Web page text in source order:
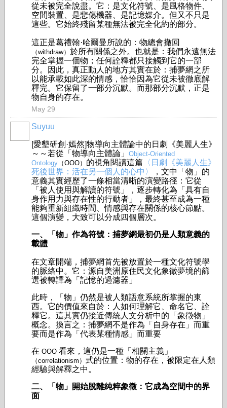
從未被完全說盡。它：是文化符號、是風格物件、
空間裝置、是悲傷機器、是記憶媒介。但又不只是
這些。它始終殘留某種無法被完全化約的部分。
這正是葛禮翰·哈爾曼所說的：物總會撤回
（withdraw） 於所有關係之外。 也就是：我們永遠無法
完全掌握一個物；任何詮釋都只接觸到它的一部
分。
因此，真正動人的地方其實在於：捕夢網之所
以能承載如此深的情感，恰恰因為它從未被徹底解
釋完。它保留了一部分沉默。而那部分沉默，正是
物自身的存在。
May 29
Suyuu
[愛墾研創·嫣然]物導向主體論中的日劇《美麗人生》
～～若從「物導向主體論」 Object-Oriented
Ontology （OOO） 的視角閱讀這篇 〈日劇《美麗人生》
死後世界：活在另一個人的心中〉
，文中「物」的
意義其實經歷了一條相當清晰的演變路徑：它從
「被人使用與解讀的符號」，逐步轉化為「具有自
身作用力與存在性的行動者」，最終甚至成為一種
能夠重新組織時間、情感與存在關係的核心節點。
這個演變，大致可以分成四個層次。
一、「物」作為符號：捕夢網最初仍是人類意義的
載體
在文章開端，捕夢網首先被放置於一種文化符號學
的脈絡中。它：源自美洲原住民文化象徵夢境的篩
選被轉譯為「記憶的過濾器」
此時，「物」仍然是被人類語意系統所掌握的東
西。它的價值來自於：人如何理解它、命名它、詮
釋它。這其實仍接近傳統人文分析中的「象徵物」
概念。換言之：捕夢網不是作為「自身存在」而重
要而是作為「代表某種情感」而重要
在 OOO 看來，這仍是一種「相關主義」
（correlationism） 式的位置：物的存在，被限定在人類
經驗與解釋之中。
二、「物」開始脫離純粹象徵：它成為空間中的界
面